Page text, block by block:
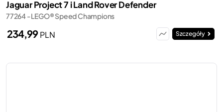
Jaguar Project 7 i Land Rover Defender
77264 - LEGO® Speed Champions
234,99PLN Szczegóły